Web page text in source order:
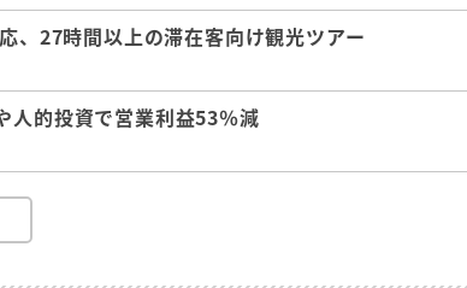
、27時間以上の滞在客向け観光ツアー
的投資で営業利益53％減